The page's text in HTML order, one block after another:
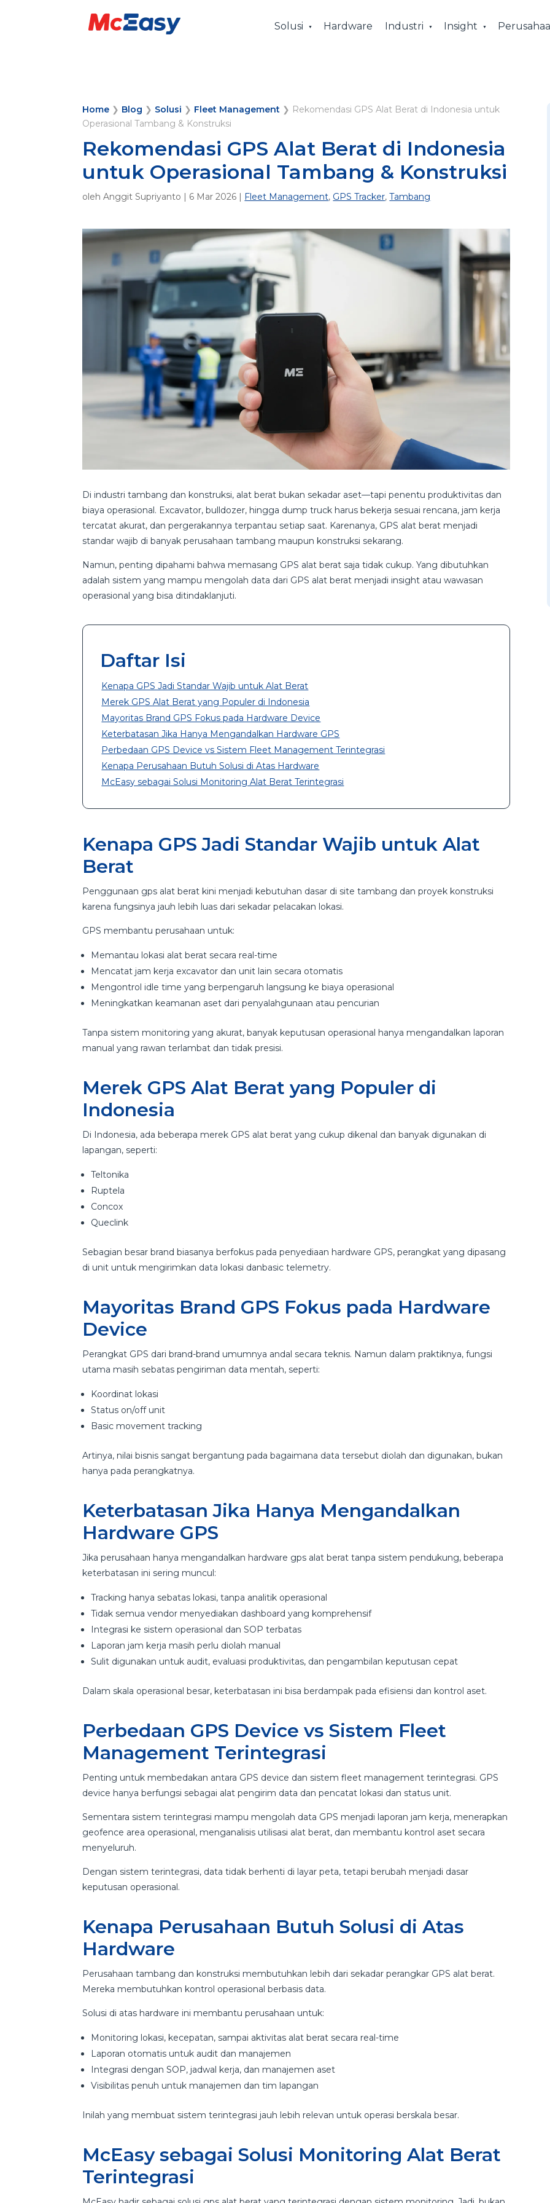
Solusi Hardware Industri Insight
Home ❯ Blog ❯ Solusi ❯ Fleet Management ❯ Rekomendasi GPS Alat Berat di Indonesia untuk
Operasional Tambang & Konstruksi
Rekomendasi GPS Alat Berat di Indonesia
untuk Operasional Tambang & Konstruksi
olehAnggit Supriyanto | 6 Mar 2026 | Fleet Management, GPS Tracker,Tambang
Di industri tambang dan konstruksi, alat berat bukan sekadar aset—tapi penentu produktivitas dan
biaya operasional. Excavator, bulldozer, hingga dump truck harus bekerja sesuai rencana, jam kerja
tercatat akurat, dan pergerakannya terpantau setiap saat. Karenanya, GPS alat berat menjadi
standar wajib di banyak perusahaan tambang maupun konstruksi sekarang.
Namun, penting dipahami bahwa memasang GPS alat berat saja tidak cukup. Yang dibutuhkan
adalah sistem yang mampu mengolah data dari GPS alat berat menjadi insight atau wawasan
operasional yang bisa ditindaklanjuti.
Daftar Isi
Kenapa GPS Jadi Standar Wajib untuk Alat Berat
Merek GPS Alat Berat yang Populer di Indonesia
Mayoritas Brand GPS Fokus pada Hardware Device
Keterbatasan Jika Hanya Mengandalkan Hardware GPS
Perbedaan GPS Device vs Sistem Fleet Management Terintegrasi
Kenapa Perusahaan Butuh Solusi di Atas Hardware
McEasy sebagai Solusi Monitoring Alat Berat Terintegrasi
Kenapa GPS Jadi Standar Wajib untuk Alat
Berat
Penggunaan gps alat berat kini menjadi kebutuhan dasar di site tambang dan proyek konstruksi
karena fungsinya jauh lebih luas dari sekadar pelacakan lokasi.
GPS membantu perusahaan untuk:
Memantau lokasi alat berat secara real-time
Mencatat jam kerja excavator dan unit lain secara otomatis
Mengontrol idle time yang berpengaruh langsung ke biaya operasional
Meningkatkan keamanan aset dari penyalahgunaan atau pencurian
Tanpa sistem monitoring yang akurat, banyak keputusan operasional hanya mengandalkan laporan
manual yang rawan terlambat dan tidak presisi.
Merek GPS Alat Berat yang Populer di
Indonesia
Di Indonesia, ada beberapa merek GPS alat berat yang cukup dikenal dan banyak digunakan di
lapangan, seperti:
Teltonika
Ruptela
Concox
Queclink
Sebagian besar brand biasanya berfokus pada penyediaan hardware GPS, perangkat yang dipasang
di unit untuk mengirimkan data lokasi danbasic telemetry.
Mayoritas Brand GPS Fokus pada Hardware
Device
Perangkat GPS dari brand-brand umumnya andal secara teknis. Namun dalam praktiknya, fungsi
utama masih sebatas pengiriman data mentah, seperti:
Koordinat lokasi
Status on/off unit
Basic movement tracking
Artinya, nilai bisnis sangat bergantung pada bagaimana data tersebut diolah dan digunakan, bukan
hanya pada perangkatnya.
Keterbatasan Jika Hanya Mengandalkan
Hardware GPS
Jika perusahaan hanya mengandalkan hardware gps alat berat tanpa sistem pendukung, beberapa
keterbatasan ini sering muncul:
Tracking hanya sebatas lokasi, tanpa analitik operasional
Tidak semua vendor menyediakan dashboard yang komprehensif
Integrasi ke sistem operasional dan SOP terbatas
Laporan jam kerja masih perlu diolah manual
Sulit digunakan untuk audit, evaluasi produktivitas, dan pengambilan keputusan cepat
Dalam skala operasional besar, keterbatasan ini bisa berdampak pada efisiensi dan kontrol aset.
Perbedaan GPS Device vs Sistem Fleet
Management Terintegrasi
Penting untuk membedakan antara GPS device dan sistem fleet management terintegrasi. GPS
device hanya berfungsi sebagai alat pengirim data dan pencatat lokasi dan status unit.
Sementara sistem terintegrasi mampu mengolah data GPS menjadi laporan jam kerja, menerapkan
geofence area operasional, menganalisis utilisasi alat berat, dan membantu kontrol aset secara
menyeluruh.
Dengan sistem terintegrasi, data tidak berhenti di layar peta, tetapi berubah menjadi dasar
keputusan operasional.
Kenapa Perusahaan Butuh Solusi di Atas
Hardware
Perusahaan tambang dan konstruksi membutuhkan lebih dari sekadar perangkar GPS alat berat.
Mereka membutuhkan kontrol operasional berbasis data.
Solusi di atas hardware ini membantu perusahaan untuk:
Monitoring lokasi, kecepatan, sampai aktivitas alat berat secara real-time
Laporan otomatis untuk audit dan manajemen
Integrasi dengan SOP, jadwal kerja, dan manajemen aset
Visibilitas penuh untuk manajemen dan tim lapangan
Inilah yang membuat sistem terintegrasi jauh lebih relevan untuk operasi berskala besar.
McEasy sebagai Solusi Monitoring Alat Berat
Terintegrasi